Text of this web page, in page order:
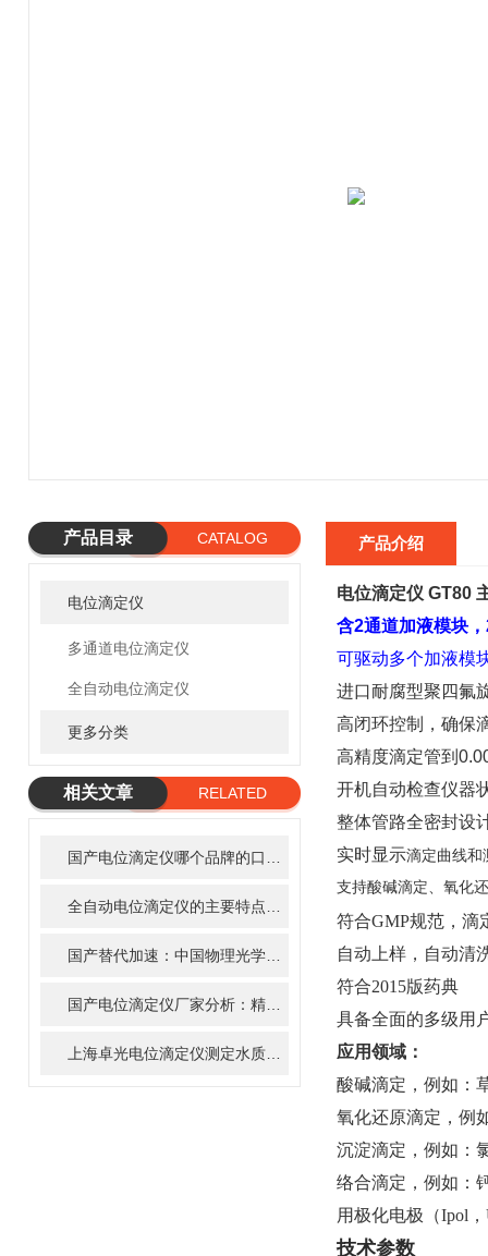
产品目录 CATALOG
电位滴定仪
多通道电位滴定仪
全自动电位滴定仪
更多分类
相关文章
RELATED
产品介绍
电位滴定仪 GT80
含2通道加液模块，
可驱动多个加液模
进口耐腐型聚四氟
高闭环控制，确保
高精度滴定管到
开机自动检查仪器
整体管路全密封设
实时显示滴定曲线和
支持酸碱滴定、氧化
符合GMP规范，滴
自动上样，自动清
符合2015版药典
具备全面的多级用
应用领域：
酸碱滴定，例如：
氧化还原滴定，例
沉淀滴定，例如：
络合滴定，例如：
用极化电极（Ipol
技术参数